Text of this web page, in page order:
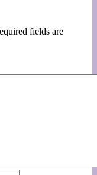
fields are